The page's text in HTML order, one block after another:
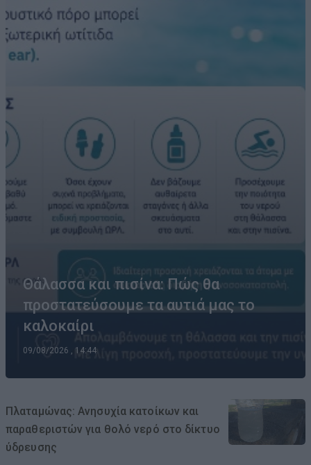
Θάλασσα και πισίνα: Πώς θα
προστατεύσουμε τα αυτιά μας το
καλοκαίρι
09/08/2026 , 14:44
Πλαταμώνας: Ανησυχία κατοίκων και
παραθεριστών για θολό νερό στο δίκτυο
ύδρευσης